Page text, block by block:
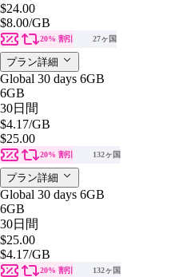
$24.00
$8.00/GB
20% 割引 27ヶ国
プラン詳細
Global 30 days 6GB
6GB
30日間
$4.17/GB
$25.00
20% 割引 132ヶ国
プラン詳細
Global 30 days 6GB
6GB
30日間
$25.00
$4.17/GB
20% 割引 132ヶ国